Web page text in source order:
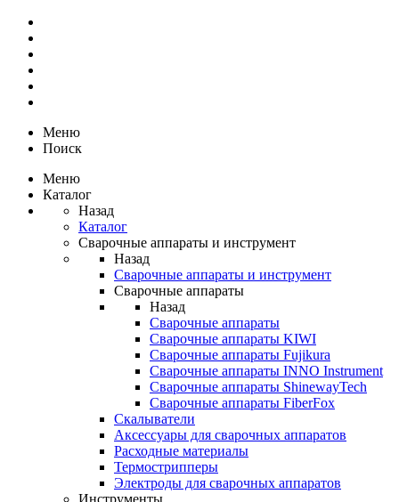
Меню
Поиск
Меню
Каталог
Назад
Каталог
Сварочные аппараты и инструмент
Назад
Сварочные аппараты и инструмент
Сварочные аппараты
Назад
Сварочные аппараты
Сварочные аппараты KIWI
Сварочные аппараты Fujikura
Сварочные аппараты INNO Instrument
Сварочные аппараты ShinewayTech
Cварочные аппараты FiberFox
Скалыватели
Аксессуары для сварочных аппаратов
Расходные материалы
Термострипперы
Электроды для сварочных аппаратов
Инструменты